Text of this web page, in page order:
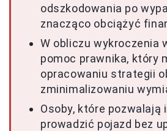
odszkodowania po
znacząco obciążyć
W obliczu wykroczenia
pomoc prawnika, który
opracowaniu strategii
zminimalizowaniu
Osoby, które pozwalają
prowadzić pojazd bez